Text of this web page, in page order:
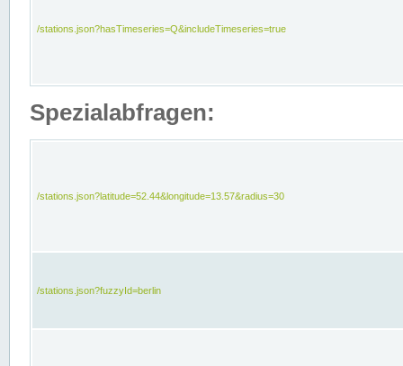
/stations.json?hasTimeseries=Q&includeTimeseries=true
Spezialabfragen:
/stations.json?latitude=52.44&longitude=13.57&radius=30
/stations.json?fuzzyId=berlin